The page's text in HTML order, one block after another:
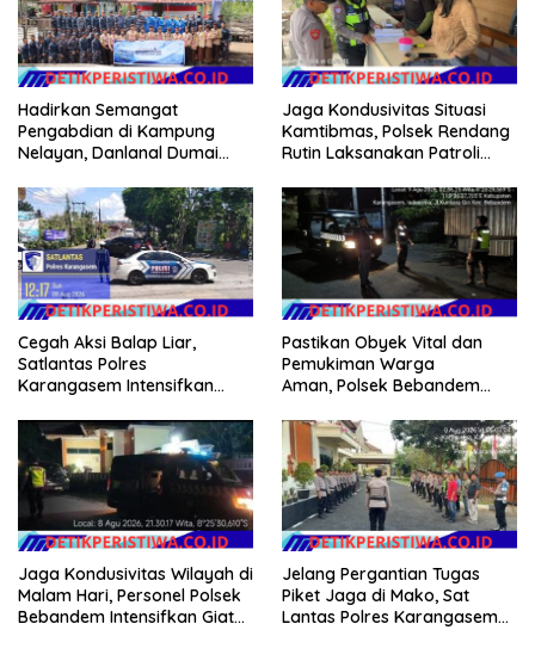
Hadirkan Semangat
Pengabdian di Kampung
Nelayan, Danlanal Dumai
Bersih Pantai
Jaga Kondusivitas Situasi
Kamtibmas, Polsek Rendang
Rutin Laksanakan Patroli
Cegah Aksi Balap Liar,
Satlantas Polres
Karangasem Intensifkan
Seraya
Pastikan Obyek Vital dan
Pemukiman Warga
Aman, Polsek Bebandem
pada Dini Hari
Jaga Kondusivitas Wilayah di
Malam Hari, Personel Polsek
Bebandem Intensifkan Giat
Jelang Pergantian Tugas
Piket Jaga di Mako, Sat
Lantas Polres Karangasem